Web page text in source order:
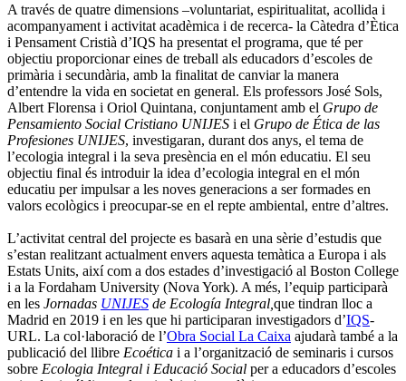
A través de quatre dimensions –voluntariat, espiritualitat, acollida i
acompanyament i activitat acadèmica i de recerca- la Càtedra d’Ètica
i Pensament Cristià d’IQS ha presentat el programa, que té per
objectiu proporcionar eines de treball als educadors d’escoles de
primària i secundària, amb la finalitat de canviar la manera
d’entendre la vida en societat en general. Els professors José Sols,
Albert Florensa i Oriol Quintana, conjuntament amb el Grupo de
Pensamiento Social Cristiano UNIJES i el Grupo de Ética de las
Profesiones UNIJES, investigaran, durant dos anys, el tema de
l’ecologia integral i la seva presència en el món educatiu. El seu
objectiu final és introduir la idea d’ecologia integral en el món
educatiu per impulsar a les noves generacions a ser formades en
valors ecològics i preocupar-se en el repte ambiental, entre d’altres.
L’activitat central del projecte es basarà en una sèrie d’estudis que
s’estan realitzant actualment envers aquesta temàtica a Europa i als
Estats Units, així com a dos estades d’investigació al Boston College
i a la Fordaham University (Nova York). A més, l’equip participarà
en les Jornadas UNIJES de Ecología Integral, que tindran lloc a
Madrid en 2019 i en les que hi participaran investigadors d’IQS-
URL. La col·laboració de l’Obra Social La Caixa ajudarà també a la
publicació del llibre Ecoética i a l’organització de seminaris i cursos
sobre Ecologia Integral i Educació Social per a educadors d’escoles